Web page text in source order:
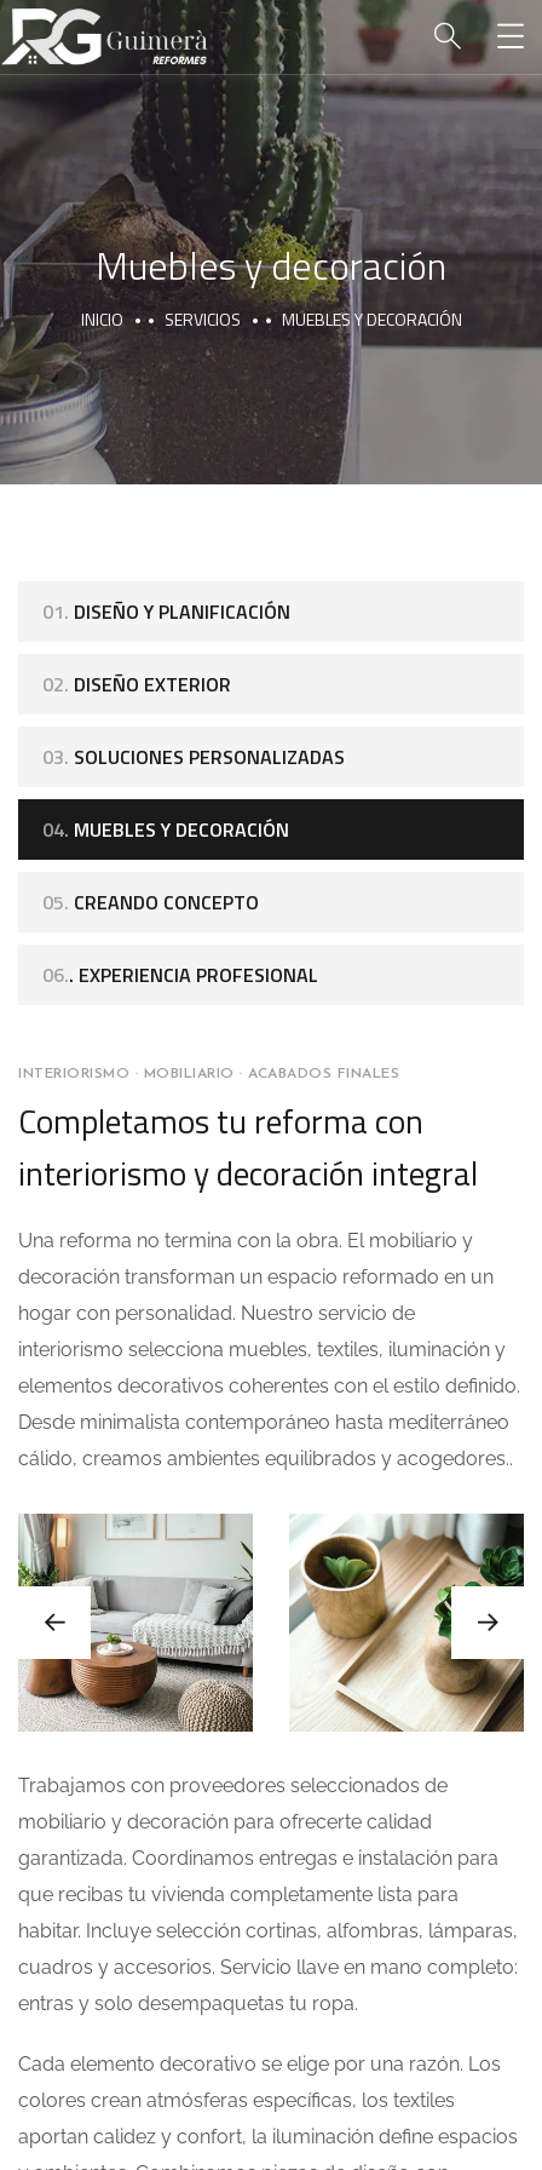
Muebles y decoración
INICIO SERVICIOS MUEBLES Y DECORACIÓN
01. DISEÑO Y PLANIFICACIÓN
02. DISEÑO EXTERIOR
03. SOLUCIONES PERSONALIZADAS
04. MUEBLES Y DECORACIÓN
05. CREANDO CONCEPTO
06.. EXPERIENCIA PROFESIONAL
INTERIORISMO · MOBILIARIO · ACABADOS FINALES
Completamos tu reforma con
interiorismo y decoración integral
Una reforma no termina con la obra. El mobiliario y
decoración transforman un espacio reformado en un
hogar con personalidad. Nuestro servicio de
interiorismo selecciona muebles, textiles, iluminación y
elementos decorativos coherentes con el estilo definido.
Desde minimalista contemporáneo hasta mediterráneo
cálido, creamos ambientes equilibrados y acogedores..
Trabajamos con proveedores seleccionados de
mobiliario y decoración para ofrecerte calidad
garantizada. Coordinamos entregas e instalación para
que recibas tu vivienda completamente lista para
habitar. Incluye selección cortinas, alfombras, lámparas,
cuadros y accesorios. Servicio llave en mano completo:
entras y solo desempaquetas tu ropa.
Cada elemento decorativo se elige por una razón. Los
colores crean atmósferas específicas, los textiles
aportan calidez y confort, la iluminación define espacios